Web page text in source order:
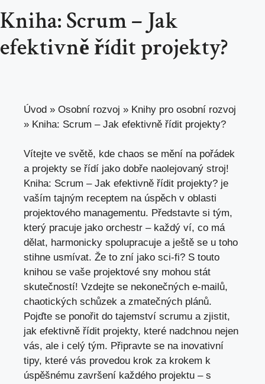
Kniha: Scrum – Jak
efektivně řídit projekty?
Úvod » Osobní rozvoj » Knihy pro osobní rozvoj
» Kniha: Scrum – Jak efektivně řídit projekty?
Vítejte ve světě, kde chaos se mění na pořádek
a projekty se řídí jako dobře naolejovaný stroj!
Kniha: Scrum – Jak efektivně řídit projekty? je
vaším tajným receptem na úspěch v oblasti
projektového managementu. Představte si tým,
který pracuje jako orchestr – každý ví, co má
dělat, harmonicky spolupracuje a ještě se u toho
stihne usmívat. Že to zní jako sci-fi? S touto
knihou se vaše projektové sny mohou stát
skutečností! Vzdejte se nekonečných e-mailů,
chaotických schůzek a zmatečných plánů.
Pojďte se ponořit do tajemství scrumu a zjistit,
jak efektivně řídit projekty, které nadchnou nejen
vás, ale i celý tým. Připravte se na inovativní
tipy, které vás provedou krok za krokem k
úspěšnému završení každého projektu – s